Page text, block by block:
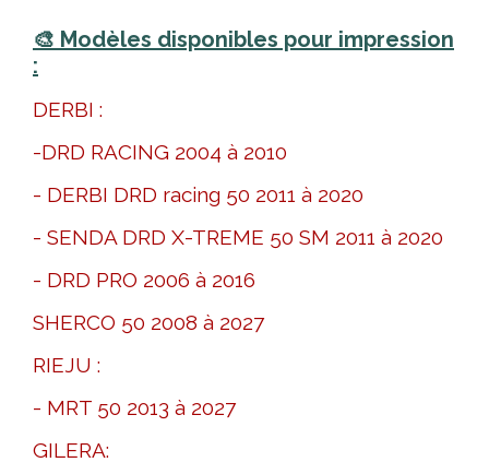
🎨 Modèles disponibles pour impression
:
DERBI :
-DRD RACING 2004 à 2010
- DERBI DRD racing 50 2011 à 2020
- SENDA DRD X-TREME 50 SM 2011 à 2020
- DRD PRO 2006 à 2016
SHERCO 50 2008 à 2027
RIEJU :
- MRT 50 2013 à 2027
GILERA: